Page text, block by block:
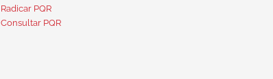
Radicar PQR
Consultar PQR